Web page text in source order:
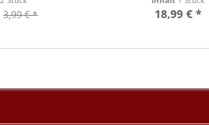
3,99 € * 18,99 € *